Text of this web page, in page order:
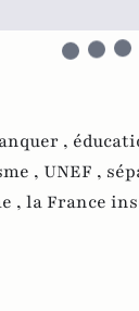
,
, UNEF ,
, la France